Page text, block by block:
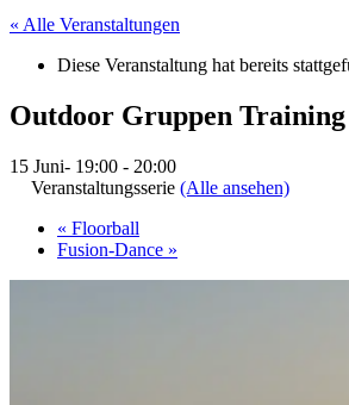
« Alle Veranstaltungen
Diese Veranstaltung hat bereits
Outdoor Gruppen Training
15 Juni- 19:00 - 20:00
Veranstaltungsserie (Alle ansehen)
« Floorball
Fusion-Dance »